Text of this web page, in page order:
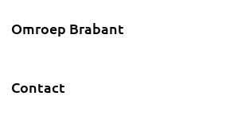
Omroep Brabant
Contact